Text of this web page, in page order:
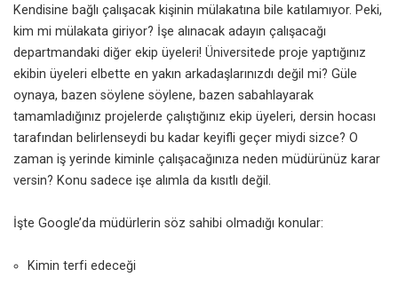
Kendisine bağlı çalışacak kişinin mülakatına bile katılamıyor. Peki,
kim mi mülakata giriyor? İşe alınacak adayın çalışacağı
departmandaki diğer ekip üyeleri! Üniversitede proje yaptığınız
ekibin üyeleri elbette en yakın arkadaşlarınızdı değil mi? Güle
oynaya, bazen söylene söylene, bazen sabahlayarak
tamamladığınız projelerde çalıştığınız ekip üyeleri, dersin hocası
tarafından belirlenseydi bu kadar keyifli geçer miydi sizce? O
zaman iş yerinde kiminle çalışacağınıza neden müdürünüz karar
versin? Konu sadece işe alımla da kısıtlı değil.
İşte Google’da müdürlerin söz sahibi olmadığı konular:
Kimin terfi edeceği